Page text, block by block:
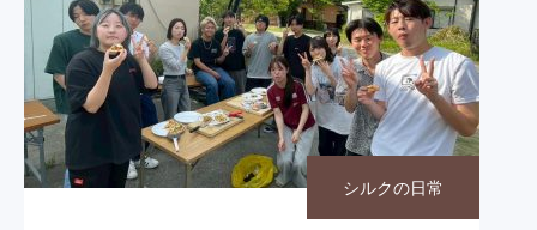
シルクの日常